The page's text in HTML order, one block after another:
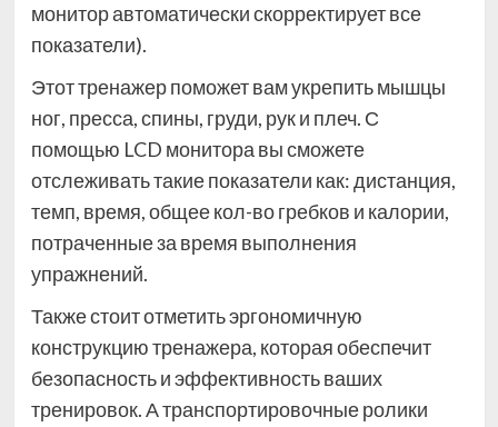
монитор автоматически скорректирует все
показатели).
Этот тренажер поможет вам укрепить мышцы
ног, пресса, спины, груди, рук и плеч. С
помощью LCD монитора вы сможете
отслеживать такие показатели как: дистанция,
темп, время, общее кол-во гребков и калории,
потраченные за время выполнения
упражнений.
Также стоит отметить эргономичную
конструкцию тренажера, которая обеспечит
безопасность и эффективность ваших
тренировок. А транспортировочные ролики